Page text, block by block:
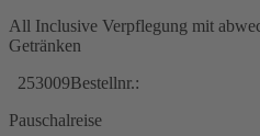
All Inclusive Verpflegung mit
Getränken
253009Bestellnr.:
Pauschalreise